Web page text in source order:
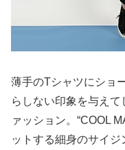
薄手のTシャツにショ
らしない印象を与え
ァッション。“COOL
ットする細身のサイジ